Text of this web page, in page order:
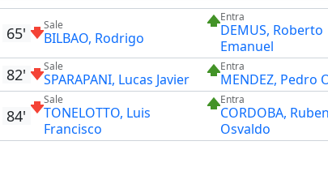
65' Sale
BILBAO, Rodrigo
Entra
DEMUS, Roberto
Emanuel
82' Sale
SPARAPANI, Lucas Javier
Entra
MENDEZ, Pedro
84'
Sale
TONELOTTO, Luis
Francisco
Entra
CORDOBA, Ruben
Osvaldo